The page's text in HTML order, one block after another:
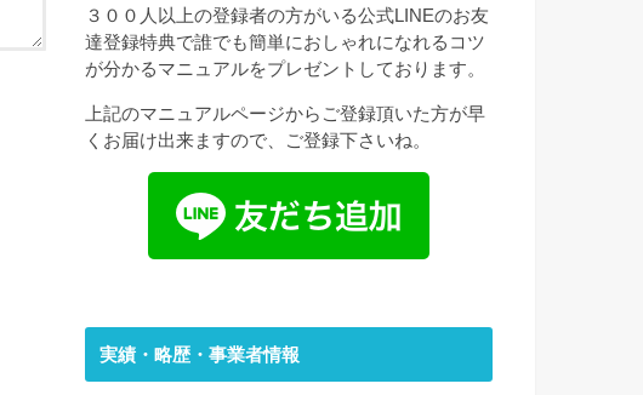
３００人以上の登録者の方がいる公式LINEのお友
達登録特典で誰でも簡単におしゃれになれるコツ
が分かるマニュアルをプレゼントしております。
上記のマニュアルページからご登録頂いた方が早
くお届け出来ますので、ご登録下さいね。
実績・略歴・事業者情報